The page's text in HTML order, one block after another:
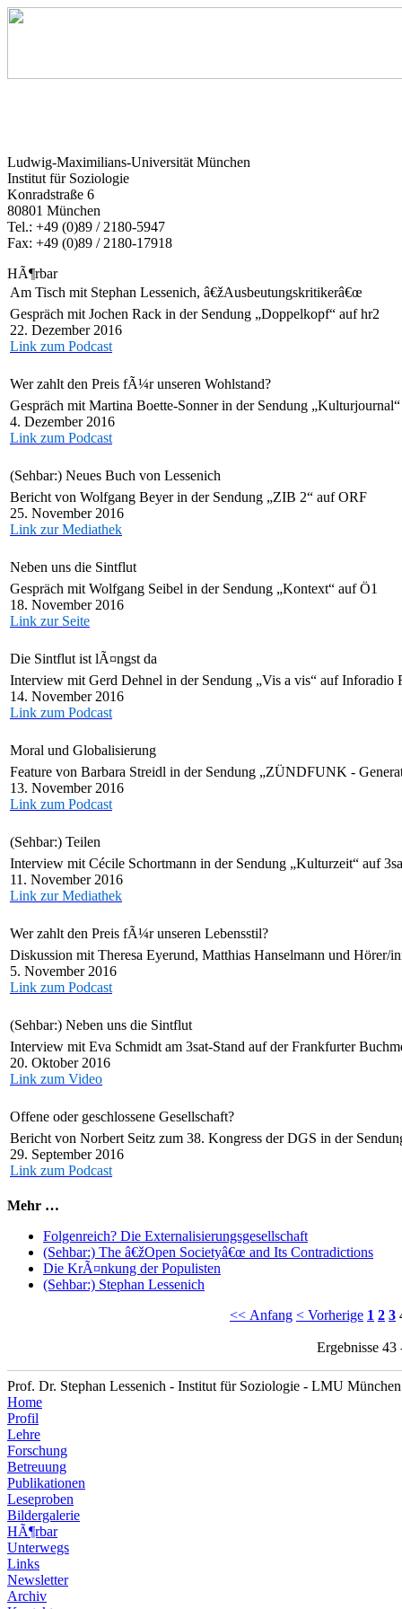
Ludwig-Maximilians-Universität München
Institut für Soziologie
Konradstraße 6
80801 München
Tel.: +49 (0)89 / 2180-5947
Fax: +49 (0)89 / 2180-17918
HÃ¶rbar
Am Tisch mit Stephan Lessenich, â€žAusbeutungskritikerâ€œ
Gespräch mit Jochen Rack in der Sendung „Doppelkopf“ auf hr2
22. Dezember 2016
Link zum Podcast
Wer zahlt den Preis fÃ¼r unseren Wohlstand?
Gespräch mit Martina Boette-Sonner in der Sendung
4. Dezember 2016
Link zum Podcast
(Sehbar:) Neues Buch von Lessenich
Bericht von Wolfgang Beyer in der Sendung „ZIB 2“ auf ORF
25. November 2016
Link zur Mediathek
Neben uns die Sintflut
Gespräch mit Wolfgang Seibel in der Sendung „Kontext“ auf Ö1
18. November 2016
Link zur Seite
Die Sintflut ist lÃ¤ngst da
Interview mit Gerd Dehnel in der Sendung „Vis a vis“ auf
14. November 2016
Link zum Podcast
Moral und Globalisierung
Feature von Barbara Streidl in der Sendung „ZÜNDFUNK -
13. November 2016
Link zum Podcast
(Sehbar:) Teilen
Interview mit Cécile Schortmann in der Sendung „Kulturzeit“ auf
11. November 2016
Link zur Mediathek
Wer zahlt den Preis fÃ¼r unseren Lebensstil?
Diskussion mit Theresa Eyerund, Matthias Hanselmann und
5. November 2016
Link zum Podcast
(Sehbar:) Neben uns die Sintflut
Interview mit Eva Schmidt am 3sat-Stand auf der Frankfurter
20. Oktober 2016
Link zum Video
Offene oder geschlossene Gesellschaft?
Bericht von Norbert Seitz zum 38. Kongress der DGS in der
29. September 2016
Link zum Podcast
Mehr …
Folgenreich? Die Externalisierungsgesellschaft
(Sehbar:) The â€žOpen Societyâ€œ and Its Contradictions
Die KrÃ¤nkung der Populisten
(Sehbar:) Stephan Lessenich
<< Anfang < Vorherige 1 2 3
Ergebnisse
Prof. Dr. Stephan Lessenich - Institut für Soziologie - LMU
Home
Profil
Lehre
Forschung
Betreuung
Publikationen
Leseproben
Bildergalerie
HÃ¶rbar
Unterwegs
Links
Newsletter
Archiv